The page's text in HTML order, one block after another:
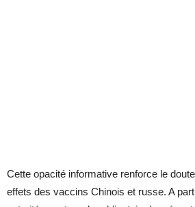
Cette opacité informative renforce le
effets des vaccins Chinois et russe. A